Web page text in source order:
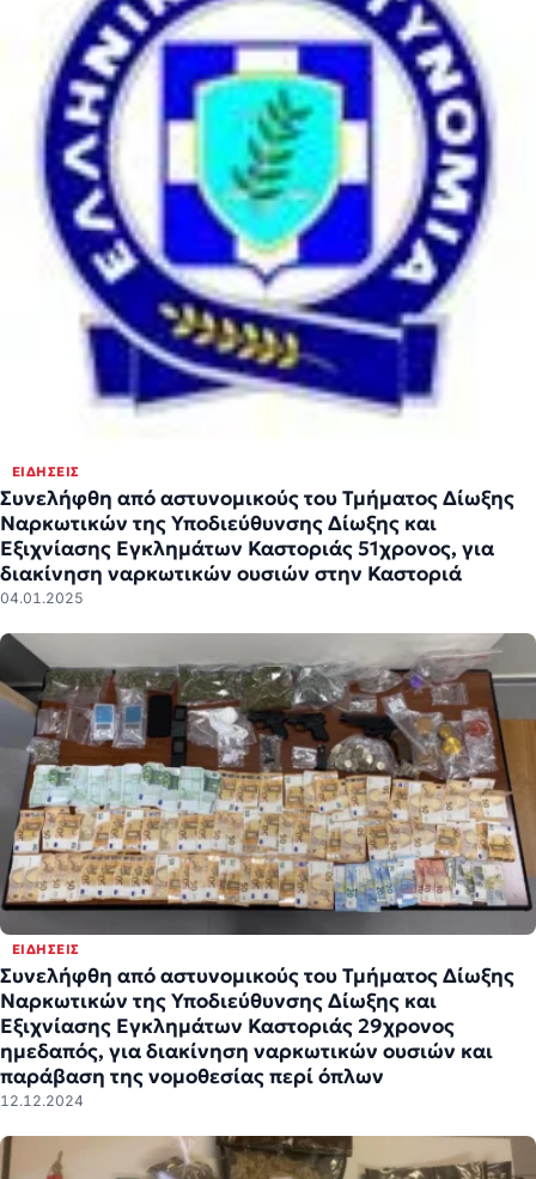
ΕΙΔΉΣΕΙΣ
Συνελήφθη από αστυνομικούς του Τμήματος Δίωξης
Ναρκωτικών της Υποδιεύθυνσης Δίωξης και
Εξιχνίασης Εγκλημάτων Καστοριάς 51χρονος, για
διακίνηση ναρκωτικών ουσιών στην Καστοριά
04.01.2025
ΕΙΔΉΣΕΙΣ
Συνελήφθη από αστυνομικούς του Τμήματος Δίωξης
Ναρκωτικών της Υποδιεύθυνσης Δίωξης και
Εξιχνίασης Εγκλημάτων Καστοριάς 29χρονος
ημεδαπός, για διακίνηση ναρκωτικών ουσιών και
παράβαση της νομοθεσίας περί όπλων
12.12.2024